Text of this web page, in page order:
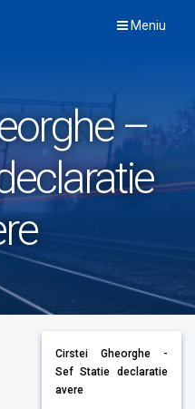
Meniu
–
Cirstei Gheorghe -
Sef Statie declaratie
avere